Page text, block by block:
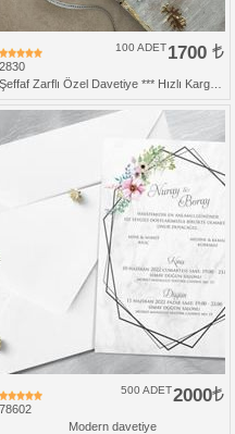
2830
1700
100 ADET
78602
2000
500 ADET
Modern davetiye